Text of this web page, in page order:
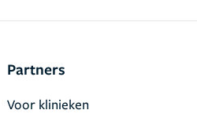
Partners
Voor klinieken